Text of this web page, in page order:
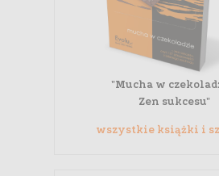
"Mucha w
Zen sukcesu"
wszystkie książki i